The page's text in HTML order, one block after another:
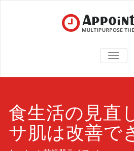
食生活の見直
サ肌は改善で